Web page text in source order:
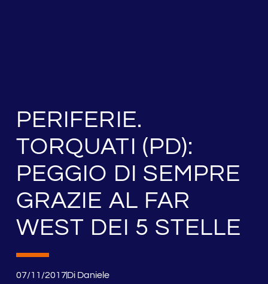
PERIFERIE.
TORQUATI (PD):
PEGGIO DI SEMPRE
GRAZIE AL FAR
WEST DEI 5 STELLE
07/11/2017DiDaniele